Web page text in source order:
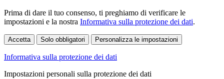
Prima di dare il tuo consenso, ti preghiamo di verificare le
impostazioni e la nostra Informativa sulla protezione dei dati.
Accetta Solo obbligatori Personalizza le impostazioni
Informativa sulla protezione dei dati
Impostazioni personali sulla protezione dei dati